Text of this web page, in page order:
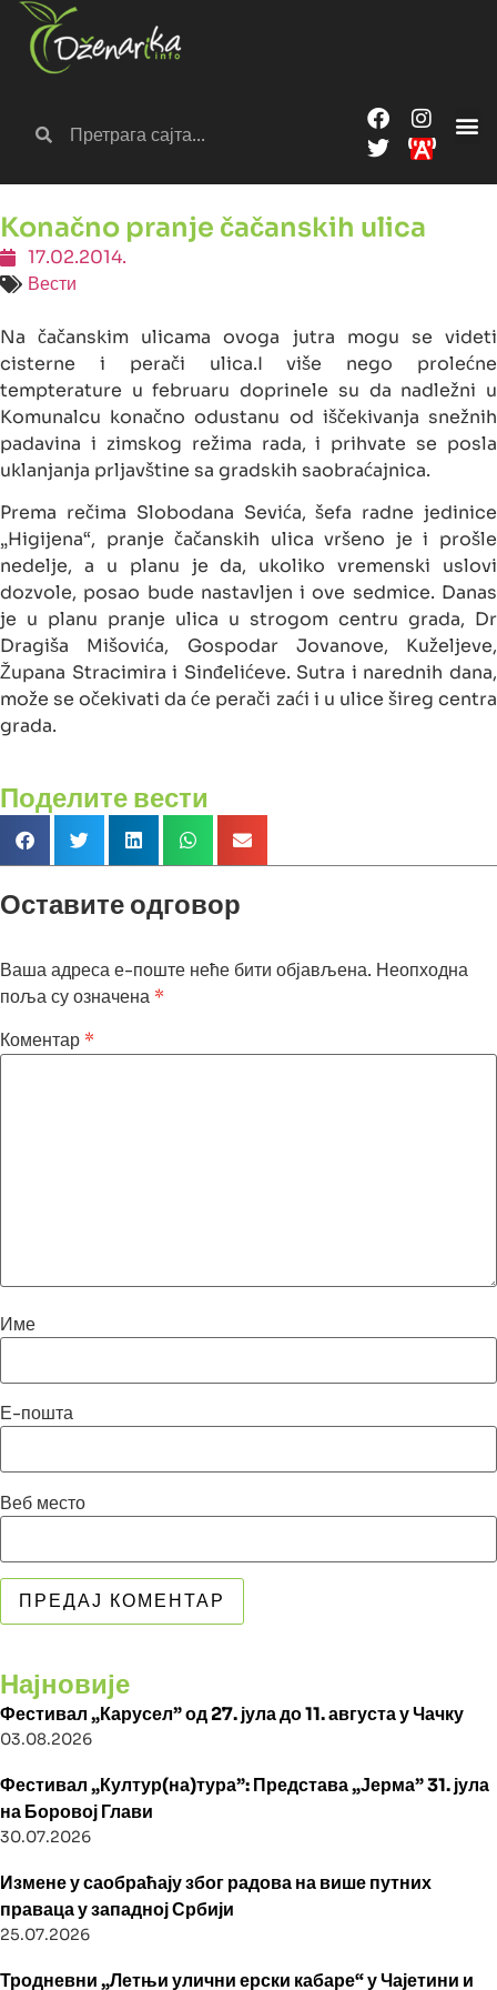
Konačno pranje čačanskih ulica
17.02.2014.
Вести
Na čačanskim ulicama ovoga jutra mogu se videti
cisterne i perači ulica.I više nego prolećne
tempterature u februaru doprinele su da nadležni u
Komunalcu konačno odustanu od iščekivanja snežnih
padavina i zimskog režima rada, i prihvate se posla
uklanjanja prljavštine sa gradskih saobraćajnica.
Prema rečima Slobodana Sevića, šefa radne jedinice
„Higijena“, pranje čačanskih ulica vršeno je i prošle
nedelje, a u planu je da, ukoliko vremenski uslovi
dozvole, posao bude nastavljen i ove sedmice. Danas
je u planu pranje ulica u strogom centru grada, Dr
Dragiša Mišovića, Gospodar Jovanove, Kuželjeve,
Župana Stracimira i Sinđelićeve. Sutra i narednih dana,
može se očekivati da će perači zaći i u ulice šireg centra
grada.
Поделите вести
Оставите одговор
Ваша адреса е-поште неће бити објављена. Неопходна
поља су означена *
Коментар *
Име
Е-пошта
Веб место
Најновије
Фестивал „Карусел” од 27. јула до 11. августа у Чачку
03.08.2026
Фестивал „Култур(на)тура”: Представа „Јерма” 31. јула
на Боровој Глави
30.07.2026
Измене у саобраћају због радова на више путних
праваца у западној Србији
25.07.2026
Тродневни „Летњи улични ерски кабаре“ у Чајетини и